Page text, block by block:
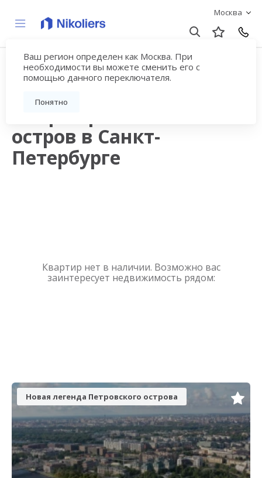
Москва
Ваш регион определен как Москва. При
необходимости вы можете сменить его с
помощью данного переключателя.
Понятно
Продажа квартир в
новостройках рядом с
остров в Санкт-
Петербурге
Квартир нет в наличии. Возможно вас
заинтересует недвижимость рядом:
Новая легенда Петровского острова